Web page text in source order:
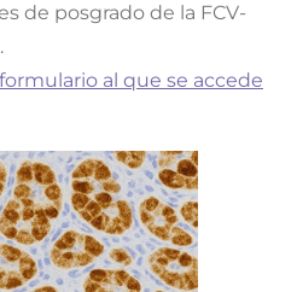
de posgrado de la FCV-
al que se accede